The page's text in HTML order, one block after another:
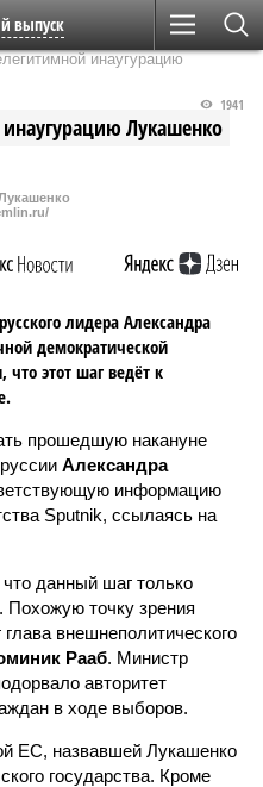
выпуск
инаугурацию
Лукашенко
1941
лидера Александра
демократической
что этот шаг ведёт к
прошедшую накануне
Александра
информацию
Sputnik, ссылаясь на
данный шаг только
Похожую точку зрения
внешнеполитического
Рааб. Министр
авторитет
в ходе выборов.
ЕС, назвавшей Лукашенко
государства. Кроме